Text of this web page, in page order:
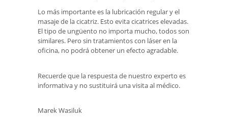
Lo más importante es la lubricación regular y el
masaje de la cicatriz. Esto evita cicatrices elevadas.
El tipo de ungüento no importa mucho, todos son
similares. Pero sin tratamientos con láser en la
oficina, no podrá obtener un efecto agradable.
Recuerde que la respuesta de nuestro experto es
informativa y no sustituirá una visita al médico.
Marek Wasiluk